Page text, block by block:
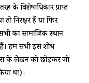
के विशेषाधिकार प्राप्त
तो निरक्षर हैं या फिर
का सामाजिक स्थान
हम सभी इस शोध
के लेखन को छोड़कर जो
था)।